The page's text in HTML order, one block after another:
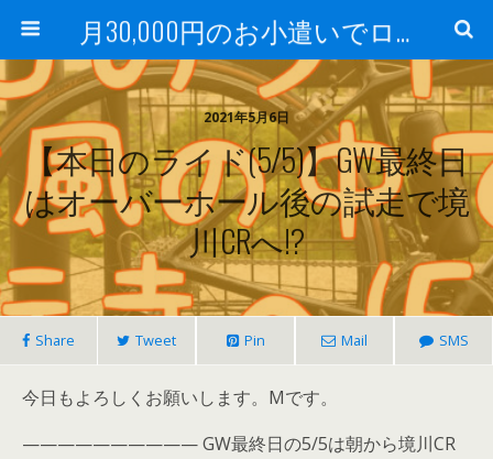
月30,000円のお小遣いでロードバイク
2021年5月6日
【本日のライド(5/5)】GW最終日
はオーバーホール後の試走で境
川CRへ!?
Share Tweet Pin Mail SMS
今日もよろしくお願いします。Mです。
—————————— GW最終日の5/5は朝から境川CR